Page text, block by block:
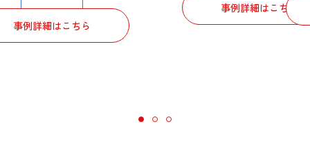
事例詳細はこちら
事例詳細はこちら